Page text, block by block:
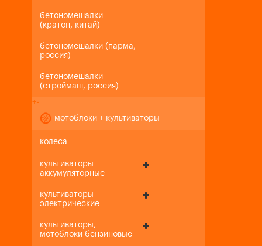
бетономешалки
(кратон, китай)
бетономешалки (парма,
россия)
бетономешалки
(строймаш, россия)
+-
мотоблоки + культиваторы
колеса
культиваторы
аккумуляторные
культиваторы
электрические
культиваторы,
мотоблоки бензиновые